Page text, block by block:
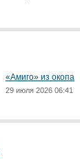
«Амиго» из окопа
29 июля 2026 06:41